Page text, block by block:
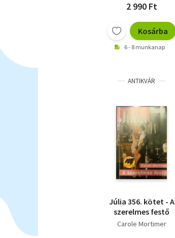
2 990 Ft
Kosárba
6 - 8 munkanap
ANTIKVÁR
Júlia 356. kötet - A
szerelmes festő
Carole Mortimer